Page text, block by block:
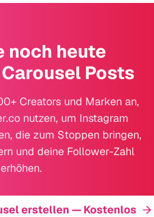
noch heute
Posts
Creators und Marken an,
nutzen, um Instagram
die zum Stoppen bringen,
und deine Follower-Zahl
erhöhen.
erstellen — Kostenlos